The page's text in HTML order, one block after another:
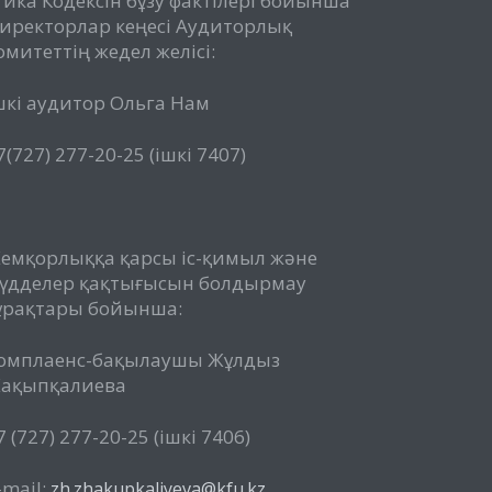
кеңесі Аудиторлық
жедел желісі:
аудитор Ольга Нам
277-20-25 (ішкі 7407)
қарсы іс-қимыл және
қақтығысын болдырмау
бойынша:
бақылаушы Жұлдыз
(727) 277-20-25 (ішкі 7406)